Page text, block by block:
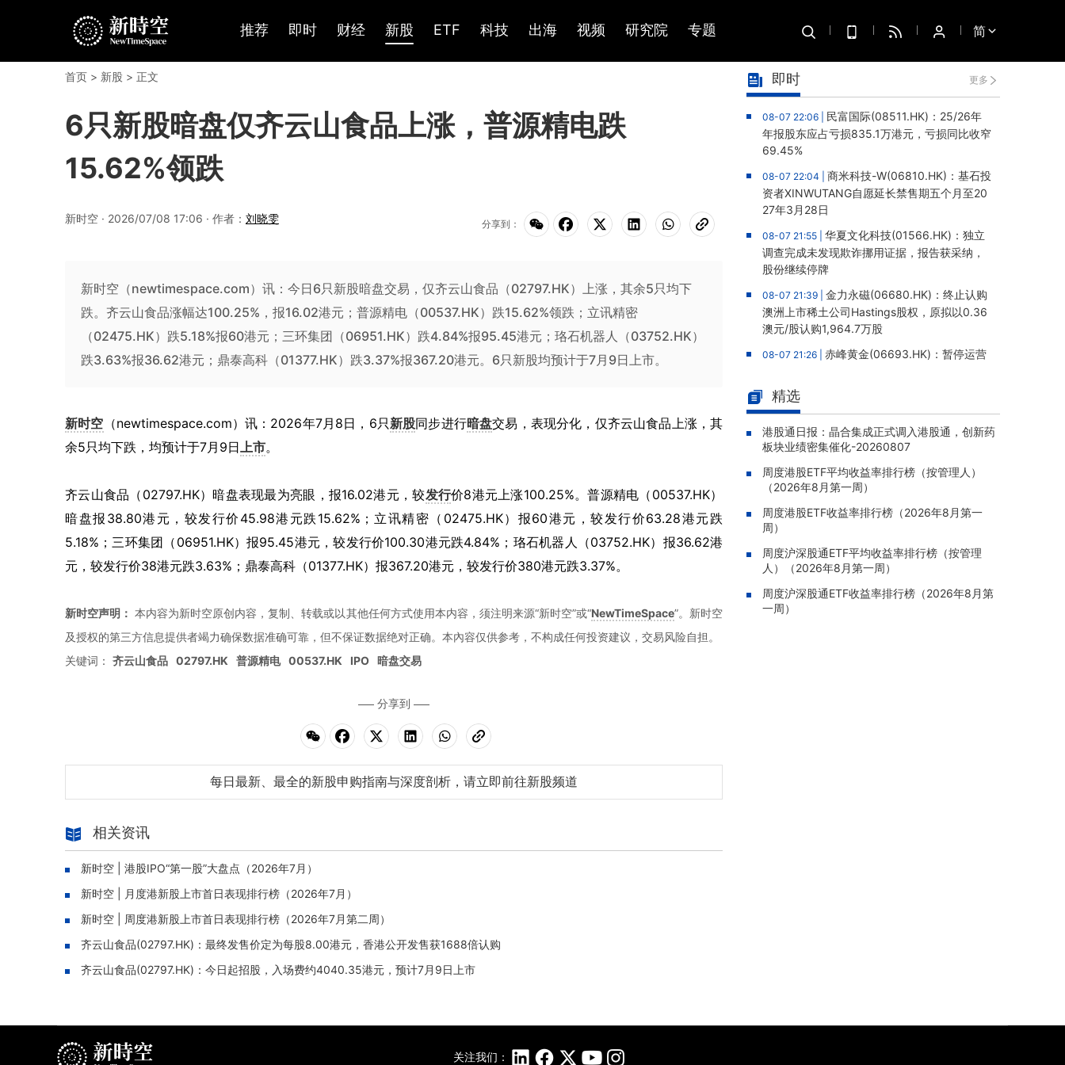
推荐 即时 财经 新股 ETF 科技 出海 视频 研究院 专题 简
首页 > 新股 > 正文
6只新股暗盘仅齐云山食品上涨，普源精电跌
15.62%领跌
新时空 · 2026/07/08 17:06 · 作者： 刘晓雯 分享到：
新时空（newtimespace.com）讯：今日6只新股暗盘交易，仅齐云山食品（02797.HK）上涨，其余5只均下
跌。齐云山食品涨幅达100.25%，报16.02港元；普源精电（00537.HK）跌15.62%领跌；立讯精密
（02475.HK）跌5.18%报60港元；三环集团（06951.HK）跌4.84%报95.45港元；珞石机器人（03752.HK）
跌3.63%报36.62港元；鼎泰高科（01377.HK）跌3.37%报367.20港元。6只新股均预计于7月9日上市。
新时空 （newtimespace.com）讯：2026年7月8日，6只新股同步进行暗盘交易，表现分化，仅齐云山食品上涨，其
余5只均下跌，均预计于7月9日上市。
齐云山食品（02797.HK）暗盘表现最为亮眼，报16.02港元，较发行价8港元上涨100.25%。普源精电（00537.HK）
暗盘报38.80港元，较发行价45.98港元跌15.62%；立讯精密（02475.HK）报60港元，较发行价63.28港元跌
5.18%；三环集团（06951.HK）报95.45港元，较发行价100.30港元跌4.84%；珞石机器人（03752.HK）报36.62港
元，较发行价38港元跌3.63%；鼎泰高科（01377.HK）报367.20港元，较发行价380港元跌3.37%。
新时空声明： 本内容为新时空原创内容，复制、转载或以其他任何方式使用本内容，须注明来源“新时空”或“NewTimeSpace”。新时空
及授权的第三方信息提供者竭力确保数据准确可靠，但不保证数据绝对正确。本內容仅供参考，不构成任何投资建议，交易风险自担。
关键词： 齐云山食品 02797.HK 普源精电 00537.HK IPO 暗盘交易
分享到
每日最新、最全的新股申购指南与深度剖析，请立即前往新股频道
相关资讯
新时空 | 港股IPO“第一股”大盘点（2026年7月）
新时空 | 月度港新股上市首日表现排行榜（2026年7月）
新时空 | 周度港新股上市首日表现排行榜（2026年7月第二周）
齐云山食品(02797.HK)：最终发售价定为每股8.00港元，香港公开发售获1688倍认购
齐云山食品(02797.HK)：今日起招股，入场费约4040.35港元，预计7月9日上市
即时 更多
08-07 22:06 | 民富国际(08511.HK)：25/26年
年报股东应占亏损835.1万港元，亏损同比收窄
69.45%
08-07 22:04 | 商米科技-W(06810.HK)：基石投
资者XINWUTANG自愿延长禁售期五个月至20
27年3月28日
08-07 21:55 | 华夏文化科技(01566.HK)：独立
调查完成未发现欺诈挪用证据，报告获采纳，
股份继续停牌
08-07 21:39 | 金力永磁(06680.HK)：终止认购
澳洲上市稀土公司Hastings股权，原拟以0.36
澳元/股认购1,964.7万股
08-07 21:26 | 赤峰黄金(06693.HK)：暂停运营
人民币5,406万元
08-07 20:07 |灵宝黄金(03330.HK)：新疆哈巴
河勘查取得重大进展，保有金金属量由13.20吨
跃升至53.94吨
08-07 20:04 |迅策(03317.HK)：与天合算力订
立战略合作备忘，共探能源垂类大模型与Toke
n工厂商业化
08-07 20:02 |
中国泛半导体IMSS市场排名第三
08-07 19:47 | 浙能迈领绿航二次递表港交所，为
全球领先的绿色航运设备和系统提供商
08-07 19:09 |
精选
港股通日报：晶合集成正式调入港股通，创新药
板块业绩密集催化-20260807
周度港股ETF平均收益率排行榜（按管理人）
（2026年8月第一周）
周度港股ETF收益率排行榜（2026年8月第一
周）
周度沪深股通ETF平均收益率排行榜（按管理
人）（2026年8月第一周）
周度沪深股通ETF收益率排行榜（2026年8月第
一周）
关注我们：